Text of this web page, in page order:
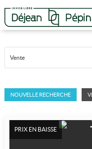
Vente
NOUVELLE RECHERCHE
PRIX EN BAISSE